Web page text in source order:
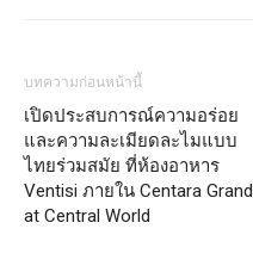
บทความก่อนหน้านี้
เปิดประสบการณ์ความอร่อย
และความละเมียดละไมแบบ
ไทยร่วมสมัย ที่ห้องอาหาร
Ventisi ภายใน Centara Grand
at Central World